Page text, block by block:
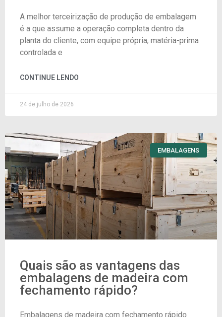
A melhor terceirização de produção de embalagem
é a que assume a operação completa dentro da
planta do cliente, com equipe própria, matéria-prima
controlada e
CONTINUE LENDO
24 de julho de 2026
EMBALAGENS
Quais são as vantagens das
embalagens de madeira com
fechamento rápido?
Embalagens de madeira com fechamento rápido